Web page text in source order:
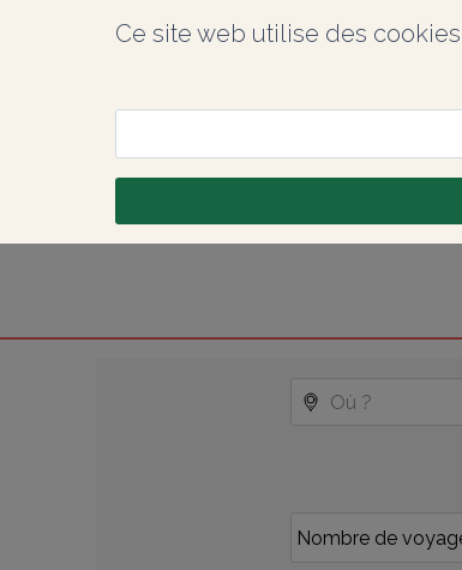
Ce site web utilise des cookies